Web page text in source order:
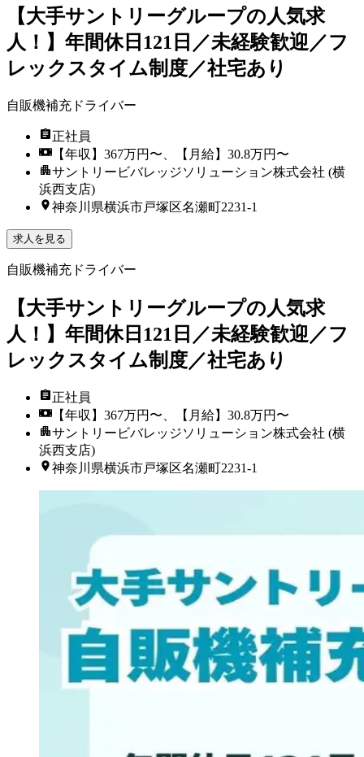
【大手サントリーグループの人気求
人！】年間休日121日／未経験歓迎／フ
レックスタイム制度／社宅あり
自販機補充ドライバー
正社員
【年収】367万円〜、【月給】30.8万円〜
サントリービバレッジソリューション株式会社 (横
浜西支店)
神奈川県横浜市戸塚区名瀬町2231-1
求人を見る
自販機補充ドライバー
【大手サントリーグループの人気求
人！】年間休日121日／未経験歓迎／フ
レックスタイム制度／社宅あり
正社員
【年収】367万円〜、【月給】30.8万円〜
サントリービバレッジソリューション株式会社 (横
浜西支店)
神奈川県横浜市戸塚区名瀬町2231-1